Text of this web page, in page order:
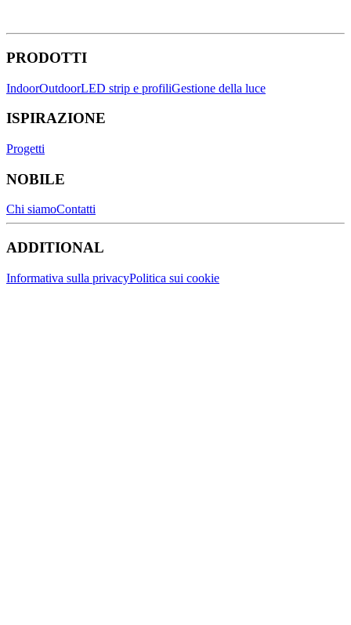
PRODOTTI
IndoorOutdoorLED strip e profiliGestione della luce
ISPIRAZIONE
Progetti
NOBILE
Chi siamoContatti
ADDITIONAL
Informativa sulla privacyPolitica sui cookie